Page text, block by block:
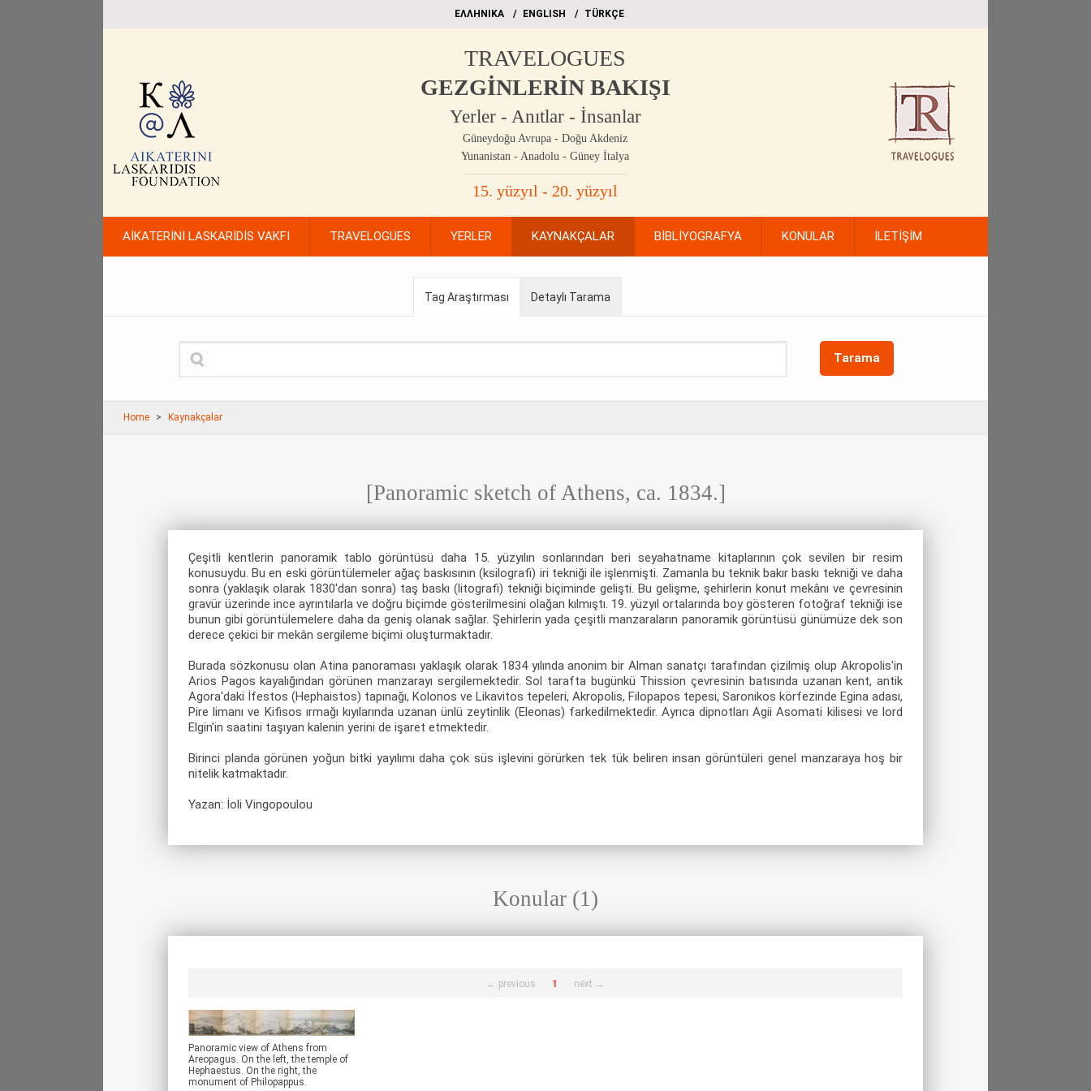
EΛΛΗΝΙΚΑ ΕΝGLISH TÜRKÇE
TRAVELOGUES
GEZGİNLERİN BAKIŞI
Yerler - Anıtlar - İnsanlar
Güneydoğu Avrupa - Doğu Akdeniz
Yunanistan - Anadolu - Güney İtalya
15. yüzyıl - 20. yüzyıl
AİKATERİNİ LASKARİDİS VAKFI TRAVELOGUES YERLER KAYNAKÇALAR BİBLİYOGRAFYA KONULAR İLETİŞİM
Tag Araştırması
Tarama
Detaylı Tarama
Home Kaynakçalar
[Panoramic sketch of Athens, ca. 1834.]
Çeşitli kentlerin panoramik tablo görüntüsü daha 15. yüzyılın sonlarından beri seyahatname kitaplarının çok sevilen bir resim
konusuydu. Bu en eski görüntülemeler ağaç baskısının (ksilografi) iri tekniği ile işlenmişti. Zamanla bu teknik bakır baskı tekniği ve daha
sonra (yaklaşık olarak 1830'dan sonra) taş baskı (litografi) tekniği biçiminde gelişti. Bu gelişme, şehirlerin konut mekânı ve çevresinin
gravür üzerinde ince ayrıntılarla ve doğru biçimde gösterilmesini olağan kılmıştı. 19. yüzyıl ortalarında boy gösteren fotoğraf tekniği ise
bunun gibi görüntülemelere daha da geniş olanak sağlar. Şehirlerin yada çeşitli manzaraların panoramik görüntüsü günümüze dek son
derece çekici bir mekân sergileme biçimi oluşturmaktadır.
Burada sözkonusu olan Atina panoraması yaklaşık olarak 1834 yılında anonim bir Alman sanatçı tarafından çizilmiş olup Akropolis'in
Arios Pagos kayalığından görünen manzarayı sergilemektedir. Sol tarafta bugünkü Thission çevresinin batısında uzanan kent, antik
Agora'daki İfestos (Hephaistos) tapınağı, Kolonos ve Likavitos tepeleri, Akropolis, Filopapos tepesi, Saronikos körfezinde Egina adası,
Pire limanı ve Kifisos ırmağı kıyılarında uzanan ünlü zeytinlik (Eleonas) farkedilmektedir. Ayrıca dipnotları Agii Asomati kilisesi ve lord
Elgin'in saatini taşıyan kalenin yerini de işaret etmektedir.
Birinci planda görünen yoğun bitki yayılımı daha çok süs işlevini görürken tek tük beliren insan görüntüleri genel manzaraya hoş bir
nitelik katmaktadır.
Yazan: İoli Vingopoulou
Konular (1)
← previous 1 next →
Panoramic view of Athens from
Areopagus. On the left, the temple of
Hephaestus. On the right, the
monument of Philopappus.